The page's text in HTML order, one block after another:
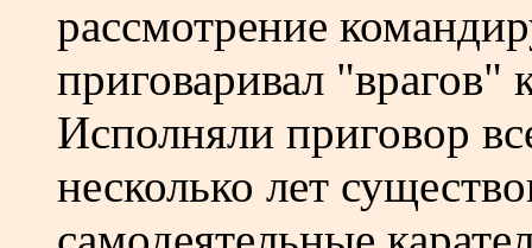
рассмотрение
приговаривал
Исполняли приговор
несколько лет